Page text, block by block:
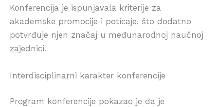
Konferencija je ispunjavala kriterije za
akademske promocije i poticaje, što dodatno
potvrđuje njen značaj u međunarodnoj naučnoj
zajednici.
Interdisciplinarni karakter konferencije
Program konferencije pokazao je da je